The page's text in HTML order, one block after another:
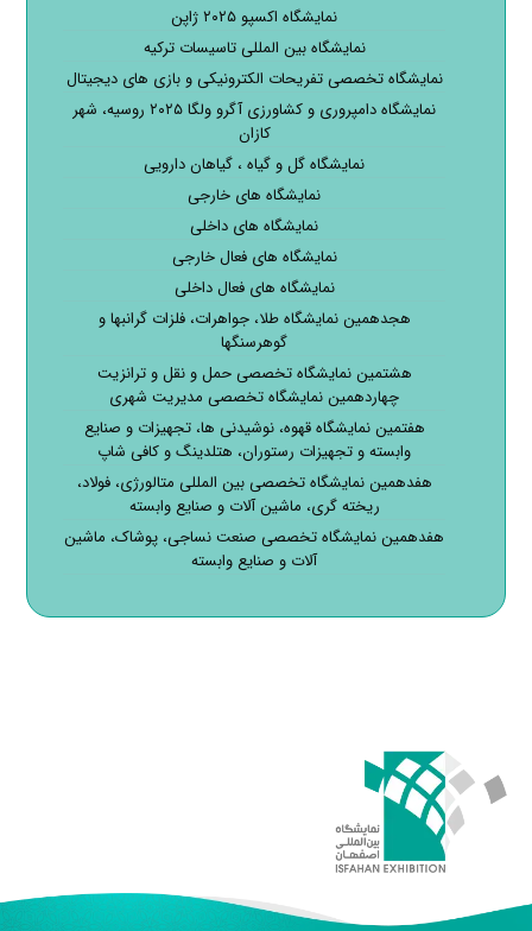
نمایشگاه اکسپو ۲۰۲۵ ژاپن
نمایشگاه بین المللی تاسیسات ترکیه
نمایشگاه تخصصی تفریحات الکترونیکی و بازی های دیجیتال
نمایشگاه دامپروری و کشاورزی آگرو ولگا ۲۰۲۵ روسیه، شهر
کازان
نمایشگاه گل و گیاه ، گیاهان دارویی
نمایشگاه های خارجی
نمایشگاه های داخلی
نمایشگاه های فعال خارجی
نمایشگاه های فعال داخلی
هجدهمین نمایشگاه طلا، جواهرات، فلزات گرانبها و
گوهرسنگها
هشتمین نمایشگاه تخصصی حمل و نقل و ترانزیت
چهاردهمین نمایشگاه تخصصی مدیریت شهری
هفتمین نمایشگاه قهوه، نوشیدنی ها، تجهیزات و صنایع
وابسته و تجهیزات رستوران، هتلدینگ و کافی شاپ
هفدهمین نمایشگاه تخصصی بین المللی متالورژی، فولاد،
ریخته گری، ماشین آلات و صنایع وابسته
هفدهمین نمایشگاه تخصصی صنعت نساجی، پوشاک، ماشین
آلات و صنایع وابسته